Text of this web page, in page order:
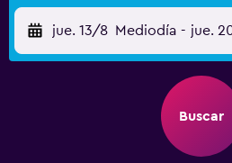
jue. 13/8 Mediodía - jue.
Buscar